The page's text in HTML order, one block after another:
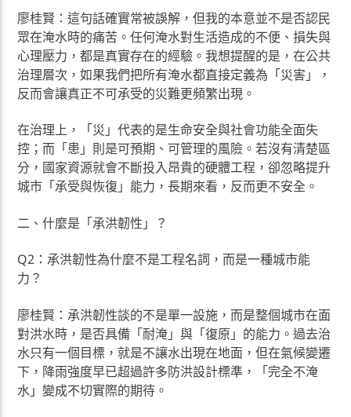
廖桂賢：這句話確實常被誤解，但我的本意並不是否認民
眾在淹水時的痛苦。任何淹水對生活造成的不便、損失與
心理壓力，都是真實存在的經驗。我想提醒的是，在公共
治理層次，如果我們把所有淹水都直接定義為「災害」，
反而會讓真正不可承受的災難更頻繁出現。
在治理上，「災」代表的是生命安全與社會功能全面失
控；而「患」則是可預期、可管理的風險。若沒有清楚區
分，國家資源就會不斷投入昂貴的硬體工程，卻忽略提升
城市「承受與恢復」能力，長期來看，反而更不安全。
二、什麼是「承洪韌性」？
Q2：承洪韌性為什麼不是工程名詞，而是一種城市能
力？
廖桂賢：承洪韌性談的不是單一設施，而是整個城市在面
對洪水時，是否具備「耐淹」與「復原」的能力。過去治
水只有一個目標，就是不讓水出現在地面，但在氣候變遷
下，降雨強度早已超過許多防洪設計標準，「完全不淹
水」變成不切實際的期待。